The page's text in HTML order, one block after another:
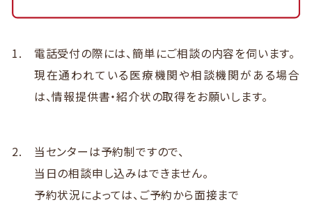
電話受付の際には、簡単にご相談の内容を伺います。
現在通われている医療機関や相談機関がある場合
は、情報提供書・紹介状の取得をお願いします。
当センターは予約制ですので、
当日の相談申し込みはできません。
予約状況によっては、 ご予約から面接まで